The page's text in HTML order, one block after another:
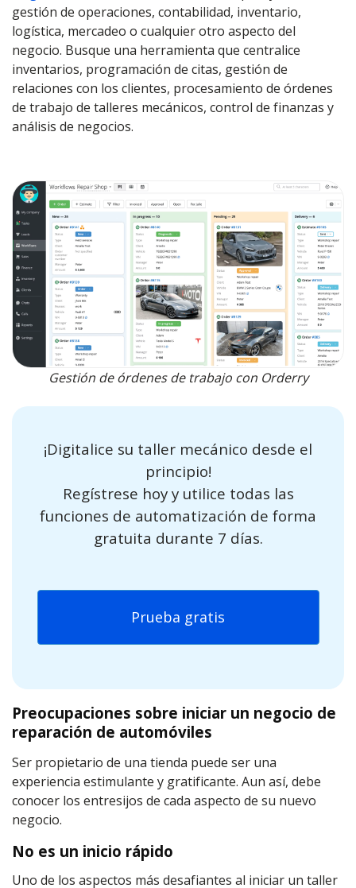
gestión de operaciones, contabilidad, inventario,
logística, mercadeo o cualquier otro aspecto del
negocio. Busque una herramienta que centralice
inventarios, programación de citas, gestión de
relaciones con los clientes, procesamiento de órdenes
de trabajo de talleres mecánicos, control de finanzas y
análisis de negocios.
Gestión de órdenes de trabajo con Orderry
¡Digitalice su taller mecánico desde el
principio!
Regístrese hoy y utilice todas las
funciones de automatización de forma
gratuita durante 7 días.
Prueba gratis
Preocupaciones sobre iniciar un negocio de
reparación de automóviles
Ser propietario de una tienda puede ser una
experiencia estimulante y gratificante. Aun así, debe
conocer los entresijos de cada aspecto de su nuevo
negocio.
No es un inicio rápido
Uno de los aspectos más desafiantes al iniciar un taller